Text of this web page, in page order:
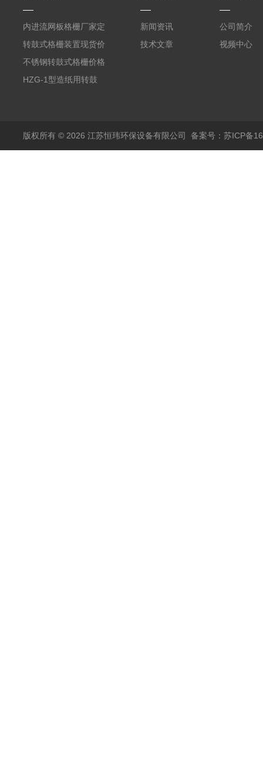
内进流网板格栅厂家定
制
转鼓式格栅装置现货价
格
不锈钢转鼓式格栅价格
HZG-1型造纸用转鼓
新闻资讯
技术文章
公司简介
视频中心
版权所有 © 2026 江苏恒玮环保设备有限公司 备案号：苏ICP备